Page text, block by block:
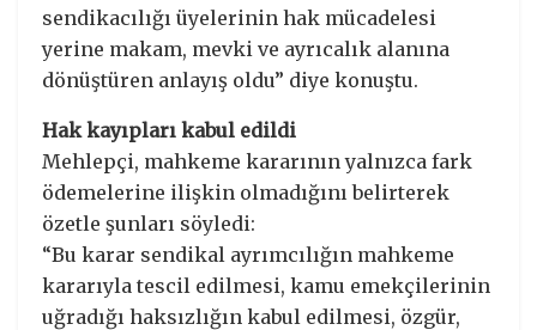
sendikacılığı üyelerinin hak mücadelesi
yerine makam, mevki ve ayrıcalık alanına
dönüştüren anlayış oldu” diye konuştu.
Hak kayıpları kabul edildi
Mehlepçi, mahkeme kararının yalnızca fark
ödemelerine ilişkin olmadığını belirterek
özetle şunları söyledi:
“Bu karar sendikal ayrımcılığın mahkeme
kararıyla tescil edilmesi, kamu emekçilerinin
uğradığı haksızlığın kabul edilmesi, özgür,